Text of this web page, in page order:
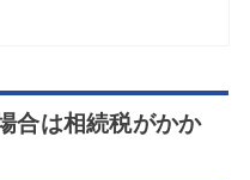
合は相続税がかか